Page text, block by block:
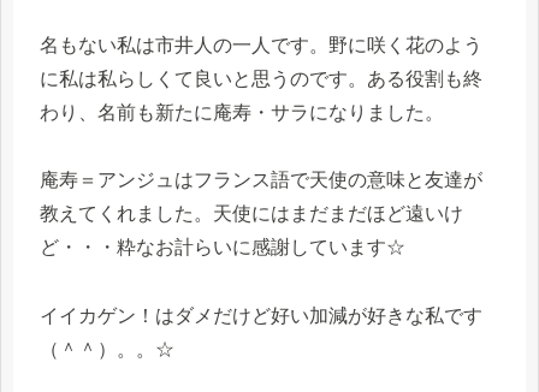
名もない私は市井人の一人です。野に咲く花のよう
に私は私らしくて良いと思うのです。ある役割も終
わり、名前も新たに庵寿・サラになりました。
庵寿＝アンジュはフランス語で天使の意味と友達が
教えてくれました。天使にはまだまだほど遠いけ
ど・・・粋なお計らいに感謝しています☆
イイカゲン！はダメだけど好い加減が好きな私です
（＾＾）。。☆